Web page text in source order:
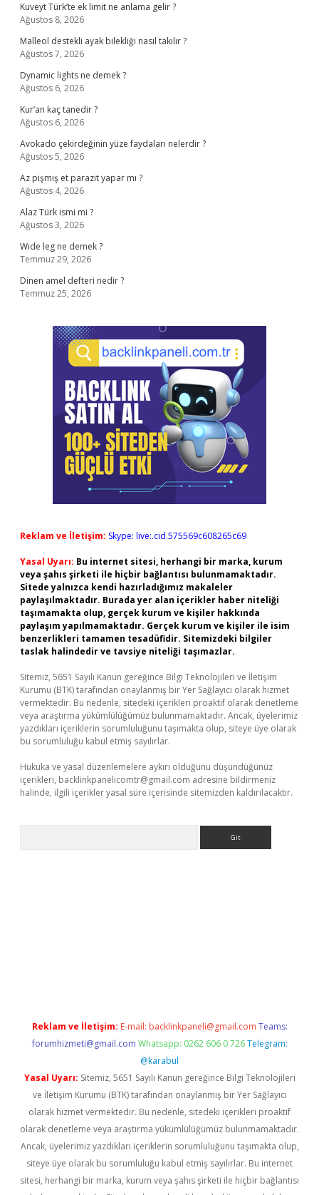
Kuveyt Türk’te ek limit ne anlama gelir ?
Ağustos 8, 2026
Malleol destekli ayak bilekliği nasıl takılır ?
Ağustos 7, 2026
Dynamic lights ne demek ?
Ağustos 6, 2026
Kur’an kaç tanedir ?
Ağustos 6, 2026
Avokado çekirdeğinin yüze faydaları nelerdir ?
Ağustos 5, 2026
Az pişmiş et parazit yapar mı ?
Ağustos 4, 2026
Alaz Türk ismi mi ?
Ağustos 3, 2026
Wıde leg ne demek ?
Temmuz 29, 2026
Dinen amel defteri nedir ?
Temmuz 25, 2026
Reklam ve İletişim: Skype: live:.cid.575569c608265c69
Yasal Uyarı: Bu internet sitesi, herhangi bir marka, kurum
veya şahıs şirketi ile hiçbir bağlantısı bulunmamaktadır.
Sitede yalnızca kendi hazırladığımız makaleler
paylaşılmaktadır. Burada yer alan içerikler haber niteliği
taşımamakta olup, gerçek kurum ve kişiler hakkında
paylaşım yapılmamaktadır. Gerçek kurum ve kişiler ile isim
benzerlikleri tamamen tesadüfidir. Sitemizdeki bilgiler
taslak halindedir ve tavsiye niteliği taşımazlar.
Sitemiz, 5651 Sayılı Kanun gereğince Bilgi Teknolojileri ve İletişim
Kurumu (BTK) tarafından onaylanmış bir Yer Sağlayıcı olarak hizmet
vermektedir. Bu nedenle, sitedeki içerikleri proaktif olarak denetleme
veya araştırma yükümlülüğümüz bulunmamaktadır. Ancak, üyelerimiz
yazdıkları içeriklerin sorumluluğunu taşımakta olup, siteye üye olarak
bu sorumluluğu kabul etmiş sayılırlar.
Hukuka ve yasal düzenlemelere aykırı olduğunu düşündüğünüz
içerikleri, backlinkpanelicomtr@gmail.com adresine bildirmeniz
halinde, ilgili içerikler yasal süre içerisinde sitemizden kaldırılacaktır.
Reklam ve İletişim: E-mail: backlinkpaneli@gmail.com Teams:
forumhizmeti@gmail.com Whatsapp: 0262 606 0 726 Telegram:
@karabul
Yasal Uyarı: Sitemiz, 5651 Sayılı Kanun gereğince Bilgi Teknolojileri
ve İletişim Kurumu (BTK) tarafından onaylanmış bir Yer Sağlayıcı
olarak hizmet vermektedir. Bu nedenle, sitedeki içerikleri proaktif
olarak denetleme veya araştırma yükümlülüğümüz bulunmamaktadır.
Ancak, üyelerimiz yazdıkları içeriklerin sorumluluğunu taşımakta olup,
siteye üye olarak bu sorumluluğu kabul etmiş sayılırlar. Bu internet
sitesi, herhangi bir marka, kurum veya şahıs şirketi ile hiçbir bağlantısı